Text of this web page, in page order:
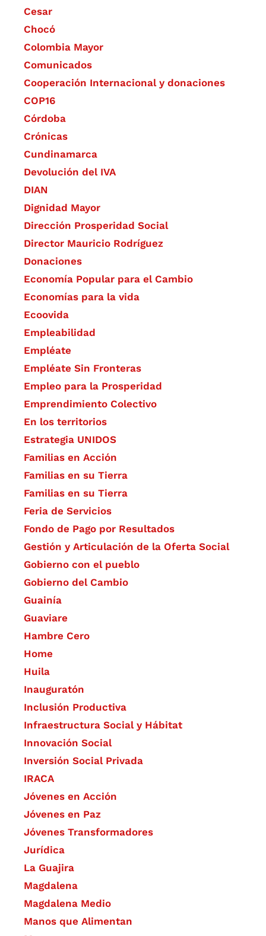
Cesar
Chocó
Colombia Mayor
Comunicados
Cooperación Internacional y donaciones
COP16
Córdoba
Crónicas
Cundinamarca
Devolución del IVA
DIAN
Dignidad Mayor
Dirección Prosperidad Social
Director Mauricio Rodríguez
Donaciones
Economía Popular para el Cambio
Economías para la vida
Ecoovida
Empleabilidad
Empléate
Empléate Sin Fronteras
Empleo para la Prosperidad
Emprendimiento Colectivo
En los territorios
Estrategia UNIDOS
Familias en Acción
Familias en su Tierra
Familias en su Tierra
Feria de Servicios
Fondo de Pago por Resultados
Gestión y Articulación de la Oferta Social
Gobierno con el pueblo
Gobierno del Cambio
Guainía
Guaviare
Hambre Cero
Home
Huila
Inauguratón
Inclusión Productiva
Infraestructura Social y Hábitat
​Innovación Social
Inversión Social Privada
IRACA
Jóvenes en Acción
Jóvenes en Paz
Jóvenes Transformadores
Jurídica
La Guajira
Magdalena
Magdalena Medio
Manos que Alimentan